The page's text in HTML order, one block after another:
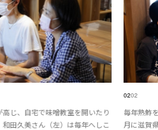
じ、自宅で味噌教室を開いたり
和田久美さん（左）は毎年へしこ
0202
毎年熟鮓
月に滋賀